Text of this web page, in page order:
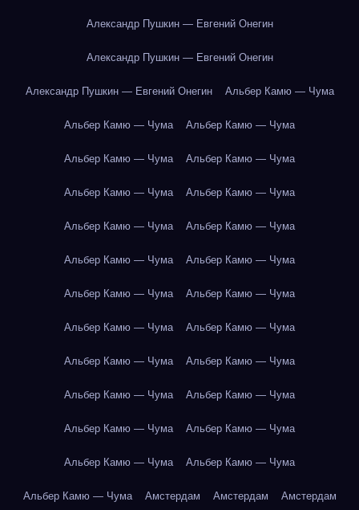
Александр Пушкин — Евгений Онегин
Александр Пушкин — Евгений Онегин
Александр Пушкин — Евгений Онегин Альбер Камю — Чума
Альбер Камю — Чума Альбер Камю — Чума
Альбер Камю — Чума Альбер Камю — Чума
Альбер Камю — Чума Альбер Камю — Чума
Альбер Камю — Чума Альбер Камю — Чума
Альбер Камю — Чума Альбер Камю — Чума
Альбер Камю — Чума Альбер Камю — Чума
Альбер Камю — Чума Альбер Камю — Чума
Альбер Камю — Чума Альбер Камю — Чума
Альбер Камю — Чума Альбер Камю — Чума
Альбер Камю — Чума Альбер Камю — Чума
Альбер Камю — Чума Альбер Камю — Чума
Альбер Камю — Чума Амстердам Амстердам Амстердам